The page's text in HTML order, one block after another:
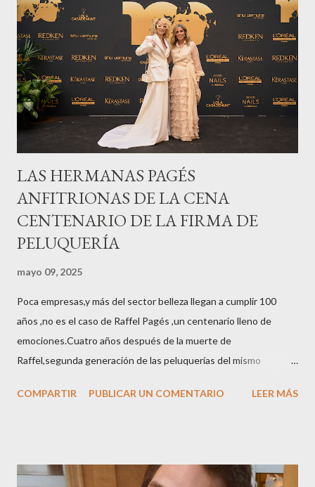
LAS HERMANAS PAGÉS
ANFITRIONAS DE LA CENA
CENTENARIO DE LA FIRMA DE
PELUQUERÍA
mayo 09, 2025
Poca empresas,y más del sector belleza llegan a cumplir 100
años ,no es el caso de Raffel Pagés ,un centenario lleno de
emociones.Cuatro años después de la muerte de
Raffel,segunda generación de las peluquerías del mismo
sector en una cena de reconocimiento.Sus hijas Carolina (CEO
peluquería del grupo.Justo hace unos días Carol Pagés nos
COMPARTIR PUBLICAR UN COMENTARIO LEER MÁS